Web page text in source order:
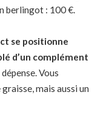
berlingot : 100 €.
se positionne
d’un complément
Vous
mais aussi un